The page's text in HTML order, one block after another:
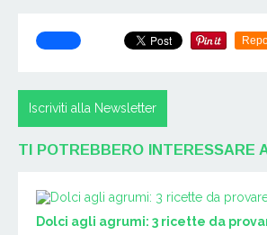
Iscriviti alla Newsletter
TI POTREBBERO INTERESSARE
Dolci agli agrumi: 3 ricette da